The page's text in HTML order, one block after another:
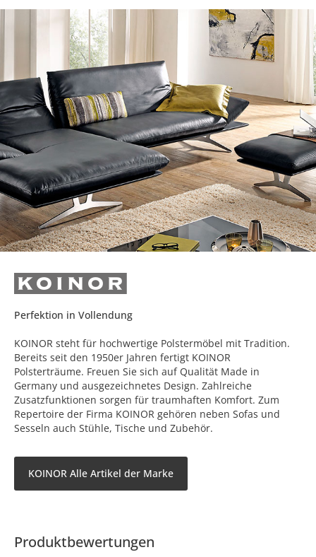
Perfektion in Vollendung
KOINOR steht für hochwertige Polstermöbel mit Tradition.
Bereits seit den 1950er Jahren fertigt KOINOR
Polsterträume. Freuen Sie sich auf Qualität Made in
Germany und ausgezeichnetes Design. Zahlreiche
Zusatzfunktionen sorgen für traumhaften Komfort. Zum
Repertoire der Firma KOINOR gehören neben Sofas und
Sesseln auch Stühle, Tische und Zubehör.
KOINOR Alle Artikel der Marke
Produktbewertungen